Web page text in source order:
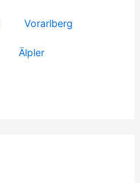
Vorarlberg
Älpler